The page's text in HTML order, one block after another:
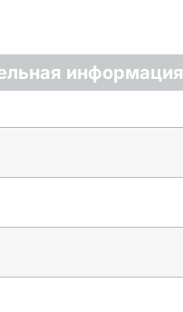
информация